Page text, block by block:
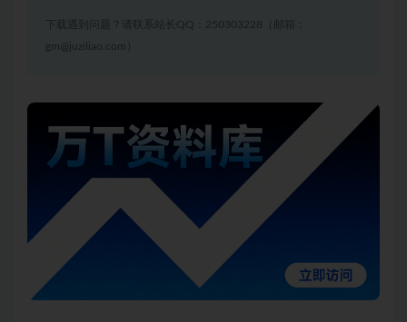
下载遇到问题？请联系站长QQ：250303228（邮箱：
gm@juziliao.com）